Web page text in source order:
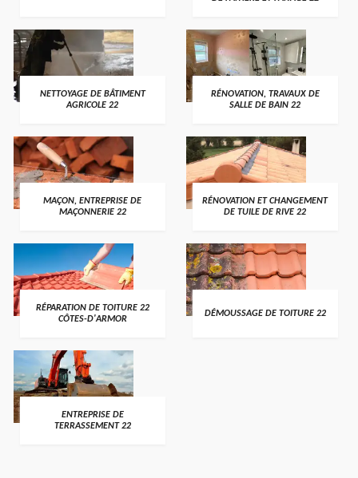
NETTOYAGE DE BÂTIMENT
AGRICOLE 22
RÉNOVATION, TRAVAUX DE
SALLE DE BAIN 22
MAÇON, ENTREPRISE DE
MAÇONNERIE 22
RÉNOVATION ET CHANGEMENT
DE TUILE DE RIVE 22
RÉPARATION DE TOITURE 22
CÔTES-D'ARMOR
DÉMOUSSAGE DE TOITURE 22
ENTREPRISE DE
TERRASSEMENT 22